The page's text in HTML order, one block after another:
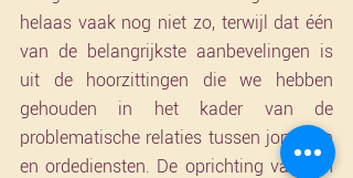
helaas vaak nog niet zo, terwijl dat één
van de belangrijkste aanbevelingen is
uit de hoorzittingen die we hebben
gehouden in het kader van de
problematische relaties tussen jongeren
en ordediensten. De oprichting van een